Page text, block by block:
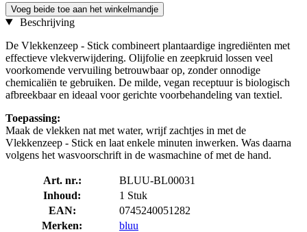
Voeg beide toe aan het winkelmandje
Beschrijving
De Vlekkenzeep - Stick combineert plantaardige ingrediënten met
effectieve vlekverwijdering. Olijfolie en zeepkruid lossen veel
voorkomende vervuiling betrouwbaar op, zonder onnodige
chemicaliën te gebruiken. De milde, vegan receptuur is biologisch
afbreekbaar en ideaal voor gerichte voorbehandeling van textiel.
Toepassing:
Maak de vlekken nat met water, wrijf zachtjes in met de
Vlekkenzeep - Stick en laat enkele minuten inwerken. Was daarna
volgens het wasvoorschrift in de wasmachine of met de hand.
Art. nr.:
BLUU-BL00031
Inhoud:
1 Stuk
EAN:
0745240051282
Merken:
bluu